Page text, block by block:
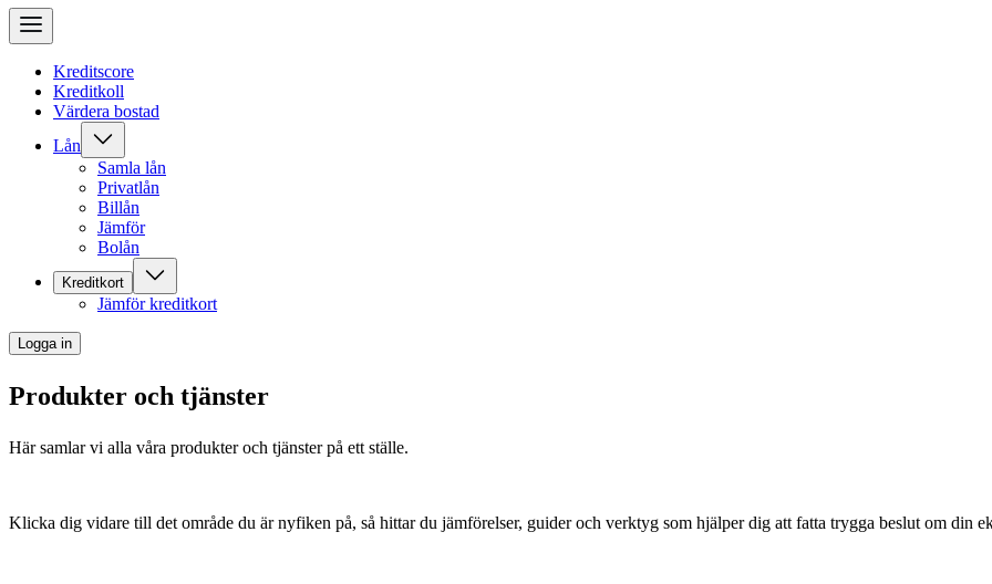
Kreditscore
Kreditkoll
Värdera bostad
Lån
Samla lån
Privatlån
Billån
Jämför
Bolån
Kreditkort
Jämför kreditkort
Logga in
Produkter och tjänster
Här samlar vi alla våra produkter och tjänster på ett ställe.
Klicka dig vidare till det område du är nyfiken på, så hittar du jämförelser, guider och verktyg som hjälper dig att fatta trygga beslut om din